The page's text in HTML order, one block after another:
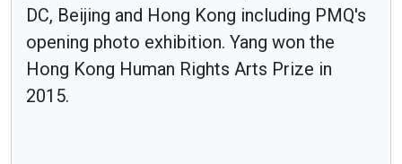
DC, Beijing and Hong Kong including PMQ's
opening photo exhibition. Yang won the
Hong Kong Human Rights Arts Prize in
2015.